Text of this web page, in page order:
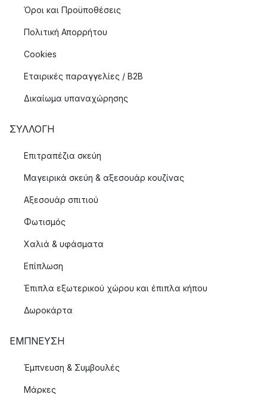
Όροι και Προϋποθέσεις
Πολιτική Απορρήτου
Cookies
Εταιρικές παραγγελίες / B2B
Δικαίωμα υπαναχώρησης
ΣΥΛΛΟΓΉ
Επιτραπέζια σκεύη
Μαγειρικά σκεύη & αξεσουάρ κουζίνας
Αξεσουάρ σπιτιού
Φωτισμός
Χαλιά & υφάσματα
Επίπλωση
Έπιπλα εξωτερικού χώρου και έπιπλα κήπου
Δωροκάρτα
ΈΜΠΝΕΥΣΗ
Έμπνευση & Συμβουλές
Μάρκες